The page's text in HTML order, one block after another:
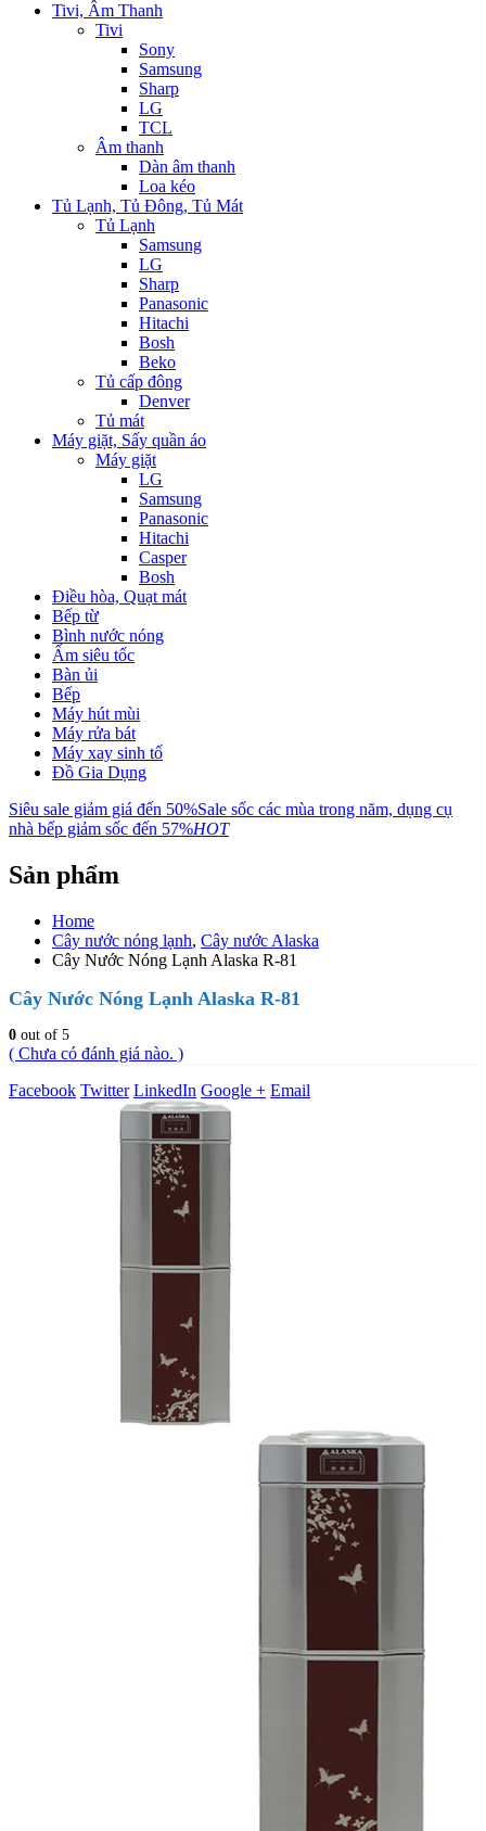
Tivi, Âm Thanh
Tivi
Sony
Samsung
Sharp
LG
TCL
Âm thanh
Dàn âm thanh
Loa kéo
Tủ Lạnh, Tủ Đông, Tủ Mát
Tủ Lạnh
Samsung
LG
Sharp
Panasonic
Hitachi
Bosh
Beko
Tủ cấp đông
Denver
Tủ mát
Máy giặt, Sấy quần áo
Máy giặt
LG
Samsung
Panasonic
Hitachi
Casper
Bosh
Điều hòa, Quạt mát
Bếp từ
Bình nước nóng
Ấm siêu tốc
Bàn ủi
Bếp
Máy hút mùi
Máy rửa bát
Máy xay sinh tố
Đồ Gia Dụng
Siêu sale giảm giá đến 50%Sale sốc các mùa trong năm, dụng cụ
nhà bếp giảm sốc đến 57%HOT
Sản phẩm
Home
Cây nước nóng lạnh, Cây nước Alaska
Cây Nước Nóng Lạnh Alaska R-81
Cây Nước Nóng Lạnh Alaska R-81
0 out of 5
( Chưa có đánh giá nào. )
Facebook Twitter LinkedIn Google + Email